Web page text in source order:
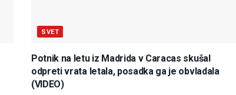
SVET
Potnik na letu iz Madrida v Caracas skušal
odpreti vrata letala, posadka ga je obvladala
(VIDEO)